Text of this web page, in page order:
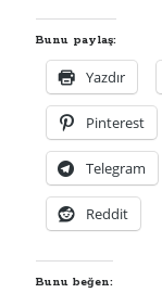
00:00
Kategoriler
Kategoriler
Bunu paylaş:
Yazdır
Pinterest
Telegram
Reddit
Bunu beğen: